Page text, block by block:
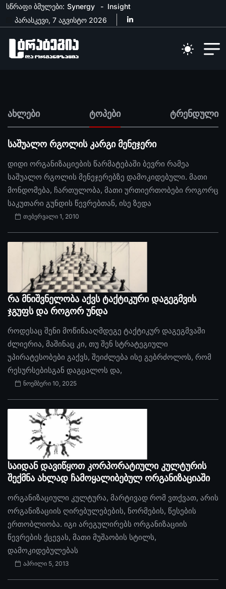
სწრაფი ბმულები: Synergy
Insight
პარასკევი, 7 აგვისტო 2026
ახლები ტოპები ტრენდული
საშუალო რგოლის კარგი მენეჯერი
დიდი ორგანიზაციების წარმატებაში ბევრი რამეა
საშუალო რგოლის მენეჯერებზე დამოკიდებული. მათი
მონდომება, ჩართულობა, მათი ურთიერთობები როგორც
საკუთარი გუნდის წევრებთან, ისე ზედა
თებერვალი 1, 2010
რა მნიშვნელობა აქვს ტაქტიკური დაგეგმვის
ჯგუფს და როგორ უნდა
როდესაც შენი მოწინააღმდეგე ტაქტიკურ დაგეგმვაში
ძლიერია, მაშინაც კი, თუ შენ სტრატეგიული
უპირატესობები გაქვს, შეიძლება ისე გებრძოლოს, რომ
რესურსებისგან დაგცალოს და,
ნოემბერი 10, 2025
საიდან დავიწყოთ კორპორატიული კულტურის
შექმნა ახლად ჩამოყალიბებულ ორგანიზაციაში
ორგანიზაციული კულტურა, მარტივად რომ ვთქვათ, არის
ორგანიზაციის ღირებულებების, ნორმების, წესების
ერთობლიობა. იგი არეგულირებს ორგანიზაციის
წევრების ქცევას, მათი მუშაობის სტილს,
დამოკიდებულებას
აპრილი 5, 2013